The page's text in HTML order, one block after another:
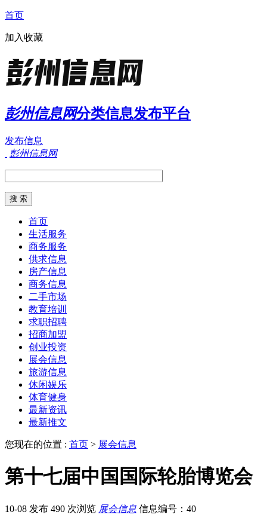
首页
加入收藏
彭州信息网分类信息发布平台
发布信息
彭州信息网
首页
生活服务
商务服务
供求信息
房产信息
商务信息
二手市场
教育培训
求职招聘
招商加盟
创业投资
展会信息
旅游信息
休闲娱乐
体育健身
最新资讯
最新推文
您现在的位置 : 首页 > 展会信息
第十七届中国国际轮胎博览会
10-08 发布 490 次浏览 展会信息 信息编号：40